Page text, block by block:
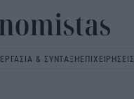
ΕΡΓΑΣΙΑ & ΣΥΝΤΑΞΗΕΠΙΧΕΙΡΗΣΕΙΣ